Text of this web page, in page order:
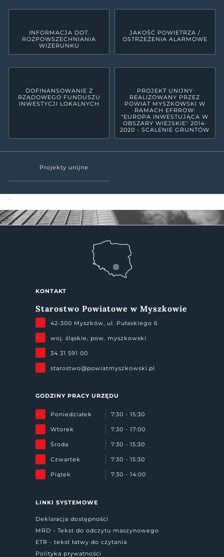
INFORMACJA DOT.
ROZPOWSZECHNIANIA
WIZERUNKU
JAKOŚĆ POWIETRZA /
OSTRZEŻENIA ALARMOWE
DOFINANSOWANIE Z
RZĄDOWEGO FUNDUSZU
INWESTYCJI LOKALNYCH
PROJEKT UNIJNY
REALIZOWANY PRZEZ
POWIAT MYSZKOWSKI W
RAMACH EFRROW:
"EUROPA INWESTUJĄCA W
OBSZARY WIEJSKIE" 2014-
2020 - SCALENIE GRUNTÓW
Projekty unijne
KONTAKT
Starostwo Powiatowe w Myszkowie
42-300 Myszków, ul. Pułaskiego 6
woj. śląskie, pow. myszkowski
34 31 591 00
starostwo@powiatmyszkowski.pl
GODZINY PRACY URZĘDU
Poniedziałek 7:30 - 15:30
Wtorek 7:30 - 17:00
Środa 7:30 - 15:30
Czwartek 7:30 - 15:30
Piątek 7:30 - 14:00
LINKI SYSTEMOWE
Deklaracja dostępności
MRD - Tekst do odczytu maszynowego
ETR - tekst łatwy do czytania
Polityka prywatności